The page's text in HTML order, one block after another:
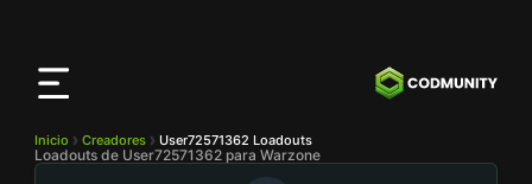
Inicio Creadores User72571362 Loadouts
Loadouts de User72571362 para Warzone